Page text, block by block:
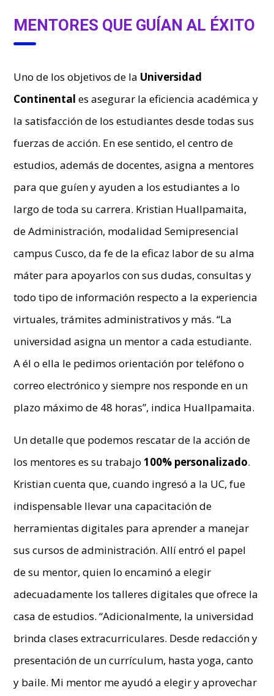
MENTORES QUE GUÍAN AL ÉXITO
Uno de los objetivos de la Universidad
Continental es asegurar la eficiencia académica y
la satisfacción de los estudiantes desde todas sus
fuerzas de acción. En ese sentido, el centro de
estudios, además de docentes, asigna a mentores
para que guíen y ayuden a los estudiantes a lo
largo de toda su carrera. Kristian Huallpamaita,
de Administración, modalidad Semipresencial
campus Cusco, da fe de la eficaz labor de su alma
máter para apoyarlos con sus dudas, consultas y
todo tipo de información respecto a la experiencia
virtuales, trámites administrativos y más. “La
universidad asigna un mentor a cada estudiante.
A él o ella le pedimos orientación por teléfono o
correo electrónico y siempre nos responde en un
plazo máximo de 48 horas”, indica Huallpamaita.
Un detalle que podemos rescatar de la acción de
los mentores es su trabajo100% personalizado.
Kristian cuenta que, cuando ingresó a la UC, fue
indispensable llevar una capacitación de
herramientas digitales para aprender a manejar
sus cursos de administración. Allí entró el papel
de su mentor, quien lo encaminó a elegir
adecuadamente los talleres digitales que ofrece la
casa de estudios. “Adicionalmente, la universidad
brinda clases extracurriculares. Desde redacción y
presentación de un currículum, hasta yoga, canto
y baile. Mi mentor me ayudó a elegir y aprovechar